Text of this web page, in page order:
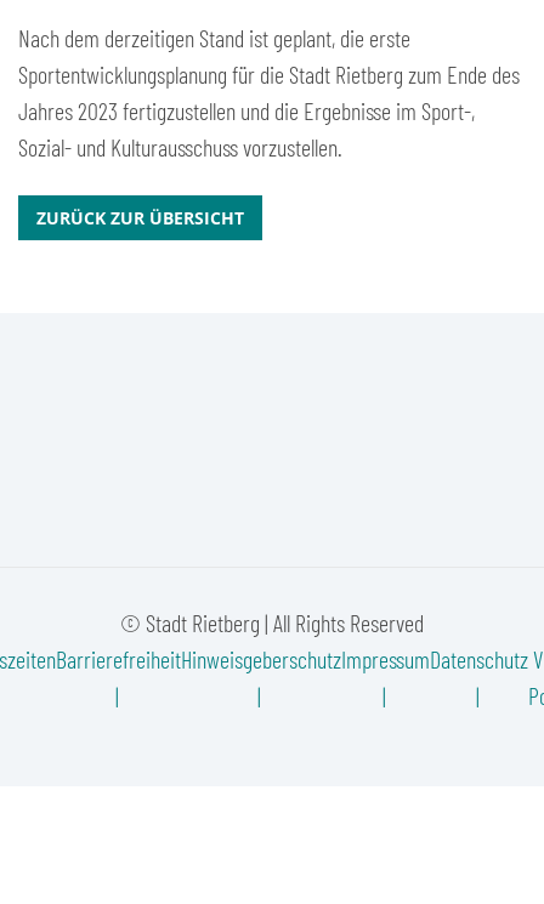
Nach dem derzeitigen Stand ist geplant, die erste
Sportentwicklungsplanung für die Stadt Rietberg zum Ende des
Jahres 2023 fertigzustellen und die Ergebnisse im Sport-,
Sozial- und Kulturausschuss vorzustellen.
ZURÜCK ZUR ÜBERSICHT
© Stadt Rietberg | All Rights Reserved
BarrierefreiheitHinweisgeberschutzImpressumDatenschutz